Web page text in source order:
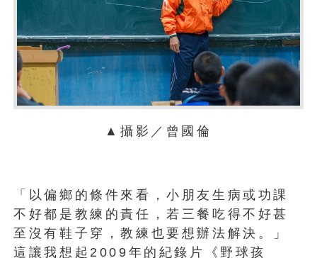
▲攝影／曾國倫
「以偏鄉的條件來看，小朋友生病或功課
不好都是教練的責任，若三餐吃得不好甚
至沒有鞋子穿，教練也要想辦法解決。」
這讓我想起2009年的紀錄片《野球孩